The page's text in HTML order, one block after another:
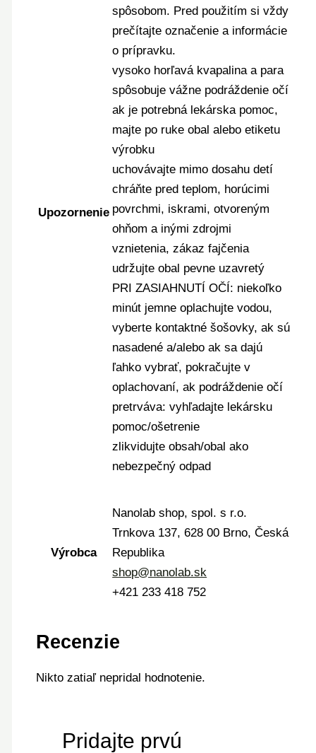
Upozornenie
spôsobom. Pred použitím si vždy
prečítajte označenie a informácie
o prípravku.
vysoko horľavá kvapalina a para
spôsobuje vážne podráždenie očí
ak je potrebná lekárska pomoc,
majte po ruke obal alebo etiketu
výrobku
uchovávajte mimo dosahu detí
chráňte pred teplom, horúcimi
povrchmi, iskrami, otvoreným
ohňom a inými zdrojmi
vznietenia, zákaz fajčenia
udržujte obal pevne uzavretý
PRI ZASIAHNUTÍ OČÍ: niekoľko
minút jemne oplachujte vodou,
vyberte kontaktné šošovky, ak sú
nasadené a/alebo ak sa dajú
ľahko vybrať, pokračujte v
oplachovaní, ak podráždenie očí
pretrváva: vyhľadajte lekársku
pomoc/ošetrenie
zlikvidujte obsah/obal ako
nebezpečný odpad
Výrobca
Nanolab shop, spol. s r.o.
Trnkova 137, 628 00 Brno, Česká
Republika
shop@nanolab.sk
+421 233 418 752
Recenzie
Nikto zatiaľ nepridal hodnotenie.
Pridajte prvú